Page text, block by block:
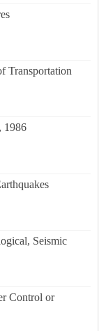
Transportation
1986
Seismic
Control or